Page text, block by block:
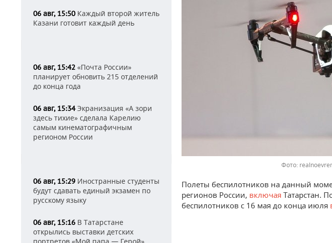
06 авг, 15:50Каждый второй житель
Казани готовит каждый день
06 авг, 15:42 «Почта России»
планирует обновить 215 отделений
до конца года
06 авг, 15:34Экранизация «А зори
здесь тихие» сделала Карелию
самым кинематографичным
регионом России
06 авг, 15:29 Иностранные студенты
будут сдавать единый экзамен по
русскому языку
06 авг, 15:16 В Татарстане
открылись выставки детских
Фото:
Полеты беспилотников на данный
регионов России, включая Татарстан.
беспилотников с 16 мая до конца июля